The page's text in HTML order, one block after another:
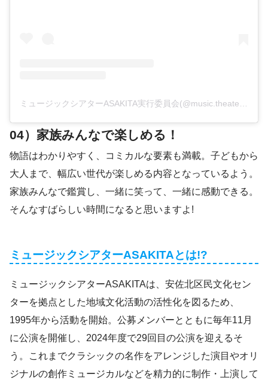
ミュージックシアターASAKITA実行委員会(@music.theater.asakita)がシェアした投稿
04）家族みんなで楽しめる！
物語はわかりやすく、コミカルな要素も満載。子どもから
大人まで、幅広い世代が楽しめる内容となっているよう。
家族みんなで鑑賞し、一緒に笑って、一緒に感動できる。
そんなすばらしい時間になると思いますよ!
ミュージックシアターASAKITAとは!?
ミュージックシアターASAKITAは、安佐北区民文化セン
ターを拠点とした地域文化活動の活性化を図るため、
1995年から活動を開始。公募メンバーとともに毎年11月
に公演を開催し、2024年度で29回目の公演を迎えるそ
う。これまでクラシックの名作をアレンジした演目やオリ
ジナルの創作ミュージカルなどを精力的に制作・上演して